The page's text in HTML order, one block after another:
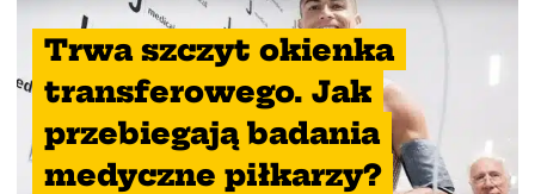
Trwa szczyt okienka
transferowego. Jak
przebiegają badania
medyczne piłkarzy?